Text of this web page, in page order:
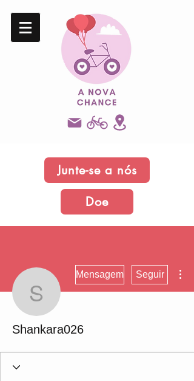
Junte-se a nós
Doe
Shankara026
Mensagem Seguir
Shankara026